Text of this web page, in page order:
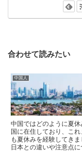
合わせて読みたい
中国人
中国ではどのように夏
国に在住しており、こ
も夏休みを経験してき
日本との違いや注意点